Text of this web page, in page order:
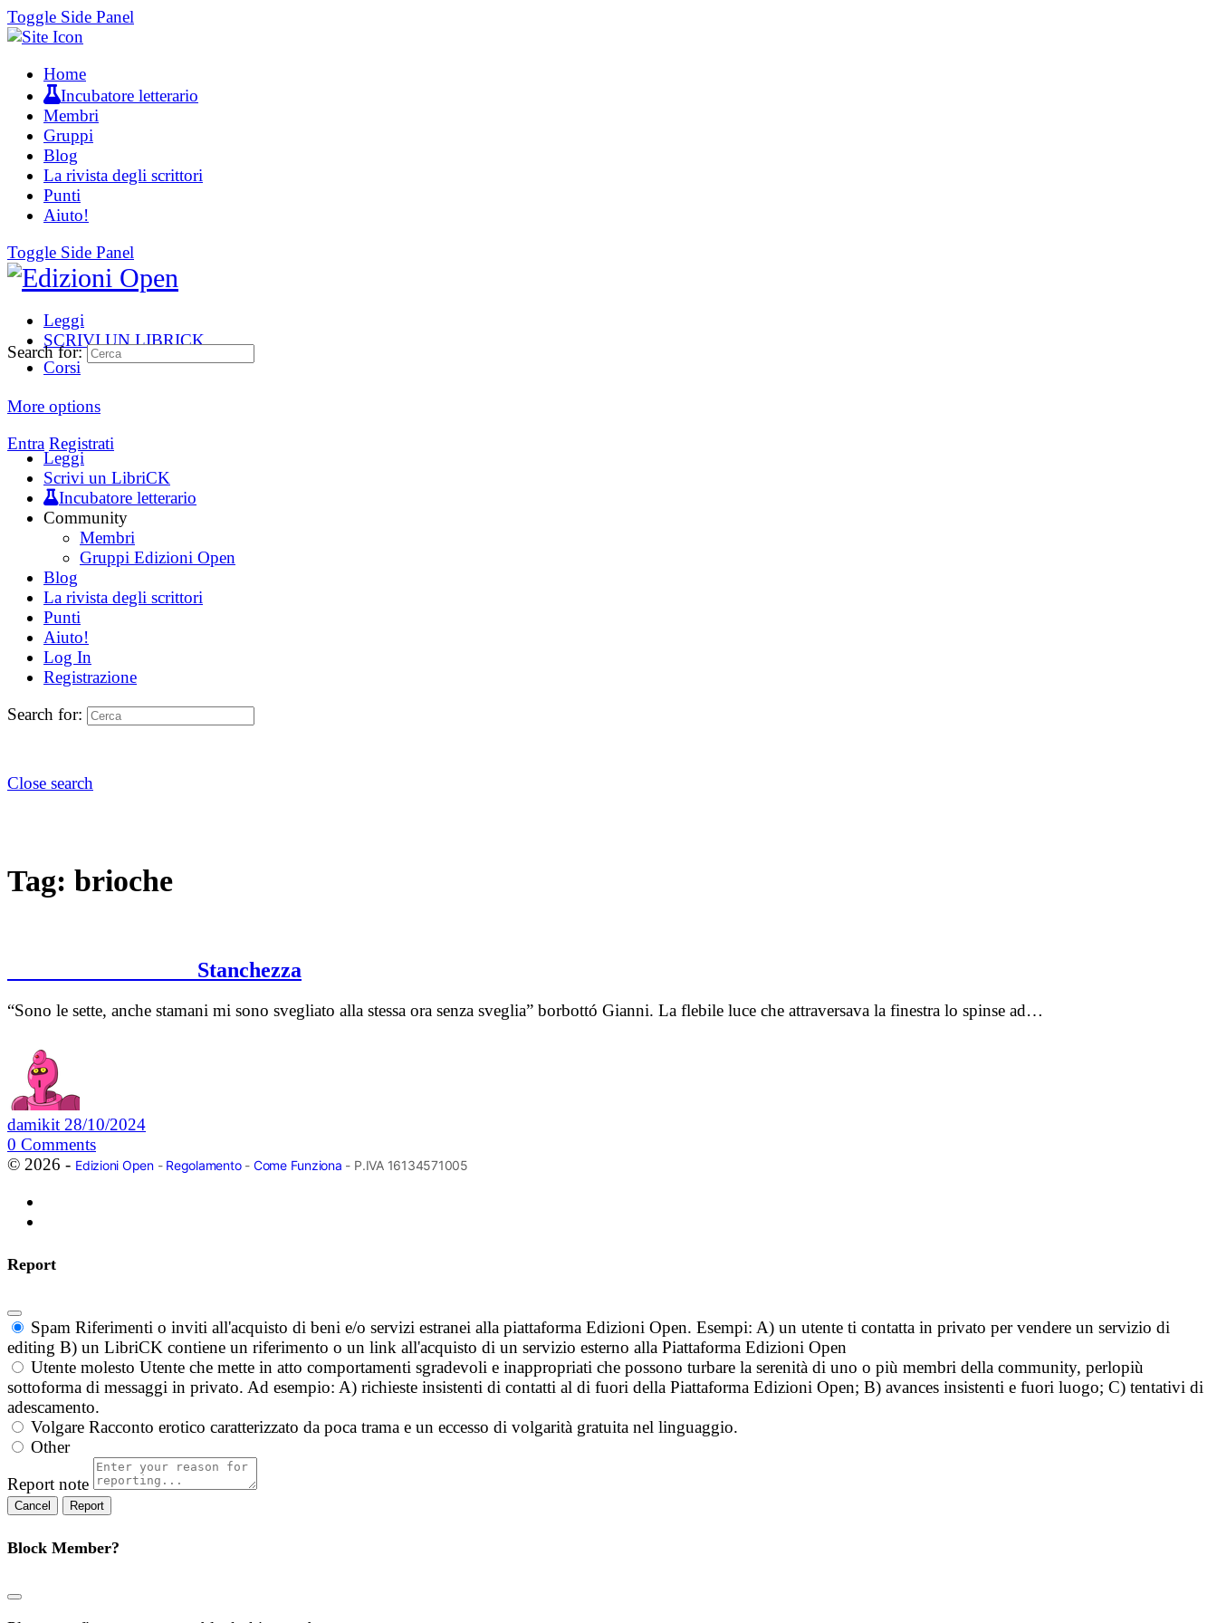
Toggle Side Panel
Home
Incubatore letterario
Membri
Gruppi
Blog
La rivista degli scrittori
Punti
Aiuto!
Toggle Side Panel
Leggi
SCRIVI UN LIBRICK
Corsi
More options
Entra Registrati
Search for:
Leggi
Scrivi un LibriCK
Incubatore letterario
Community
Membri
Gruppi Edizioni Open
Blog
La rivista degli scrittori
Punti
Aiuto!
Log In
Registrazione
Search for:
Close search
Tag: brioche
Stanchezza
“Sono le sette, anche stamani mi sono svegliato alla stessa ora senza sveglia” borbottó Gianni. La flebile luce che attraversava la finestra lo spinse ad…
damikit 28/10/2024
0 Comments
© 2026 - Edizioni Open- Regolamento- Come Funziona - P.IVA 16134571005
Report
Spam Riferimenti o inviti all'acquisto di beni e/o servizi estranei alla piattaforma Edizioni Open. Esempi: A) un utente ti contatta in privato per vendere un servizio di
editing B) un LibriCK contiene un riferimento o un link all'acquisto di un servizio esterno alla Piattaforma Edizioni Open
Utente molesto Utente che mette in atto comportamenti sgradevoli e inappropriati che possono turbare la serenità di uno o più membri della community, perlopiù
sottoforma di messaggi in privato. Ad esempio: A) richieste insistenti di contatti al di fuori della Piattaforma Edizioni Open; B) avances insistenti e fuori luogo; C) tentativi di
adescamento.
Volgare Racconto erotico caratterizzato da poca trama e un eccesso di volgarità gratuita nel linguaggio.
Other
Report note
Report
Block Member?